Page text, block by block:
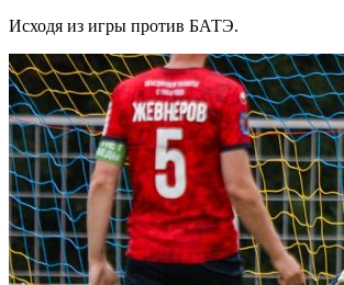
Исходя из игры против БАТЭ.